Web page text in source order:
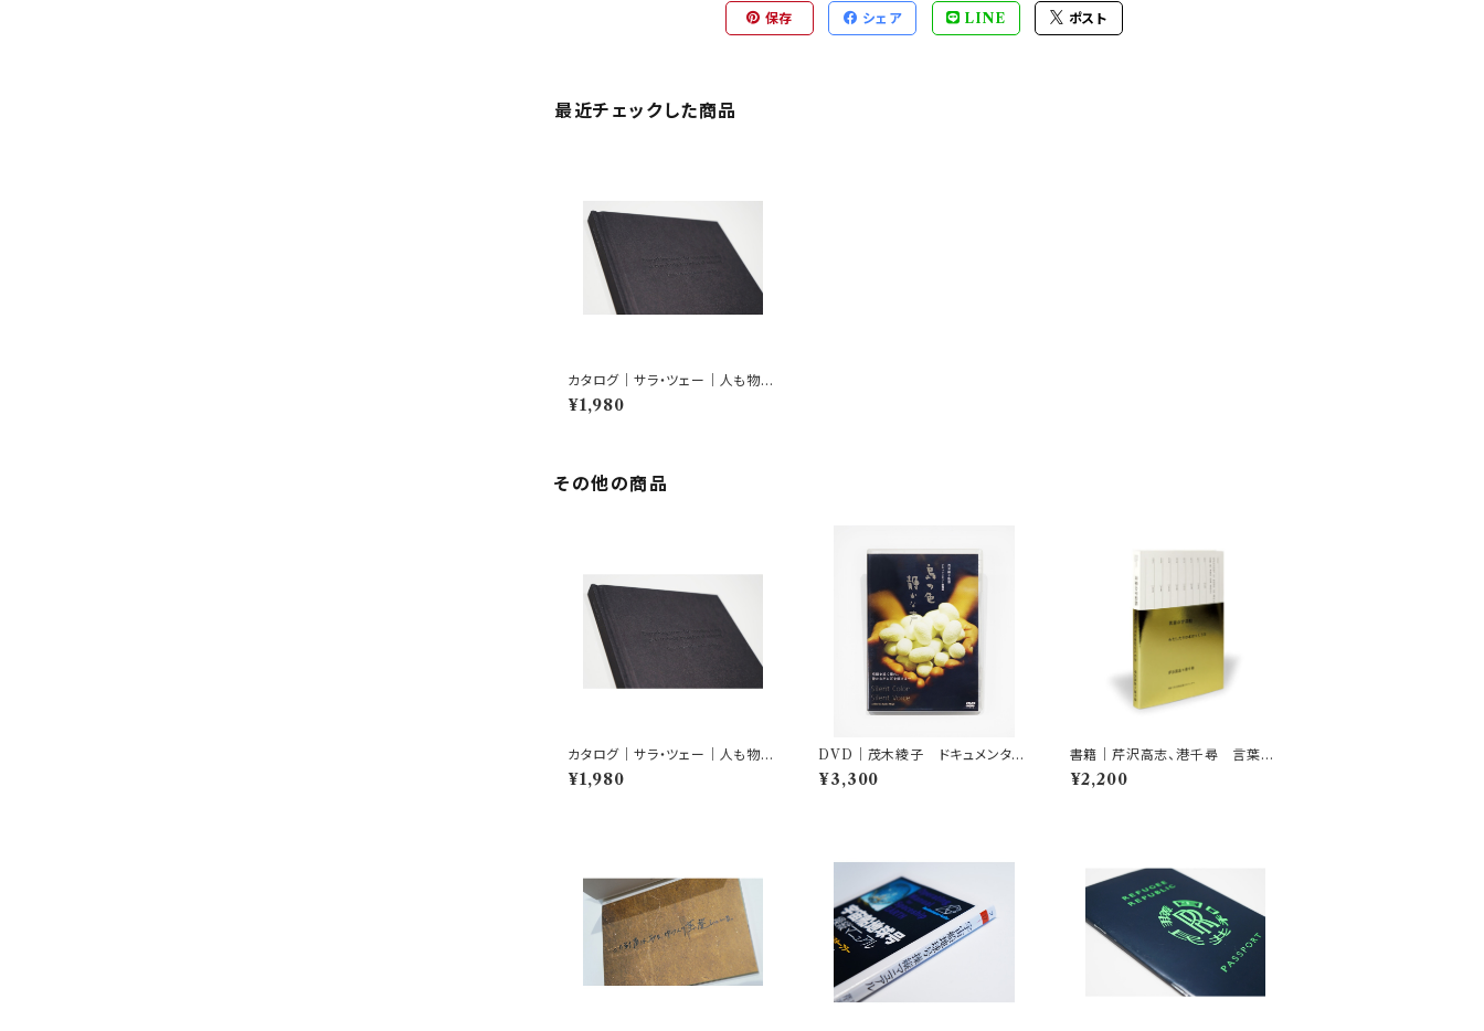
保存 シェア LINE ポスト
最近チェックした商品
カタログ｜サラ・ツェー｜人も物
も、すべてゆかしき、奇妙な驚きの
物語り
¥1,980
その他の商品
カタログ｜サラ・ツェー｜人も物
も、すべてゆかしき、奇妙な驚きの
物語り
¥1,980
DVD｜茂木綾子 ドキュメンタリ
ー映像詩「島の色 静かな声」
¥3,300
書籍｜芹沢高志、港千尋 言葉の
宇宙船 わたしたちの本のつくり
方
¥2,200